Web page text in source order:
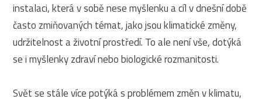
instalaci, která v sobě nese myšlenku a cíl v dnešní době
často zmiňovaných témat, jako jsou klimatické změny,
udržitelnost a životní prostředí. To ale není vše, dotýká
se i myšlenky zdraví nebo biologické rozmanitosti.
Svět se stále více potýká s problémem změn v klimatu,